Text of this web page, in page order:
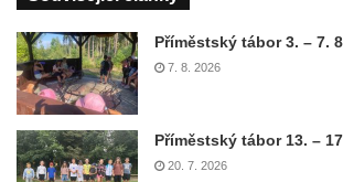
Příměstský tábor 3. – 7.
7. 8. 2026
Příměstský tábor 13. –
20. 7. 2026